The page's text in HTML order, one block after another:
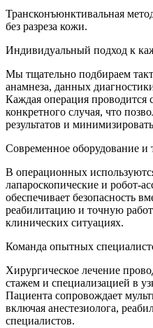
Трансконъюнктивальная
без разреза кожи.
Индивидуальный подход к
Мы тщательно подбираем
анамнеза, данных
Каждая операция проводится
конкретного случая, что
результатов и
Современное оборудование и
В операционных
лапароскопические и робот-
обеспечивает безопасность
реабилитацию и точную
клинических ситуациях.
Команда опытных
Хирургическое лечение
стажем и специализацией в
Пациента сопровождает
включая анестезиолога,
специалистов.